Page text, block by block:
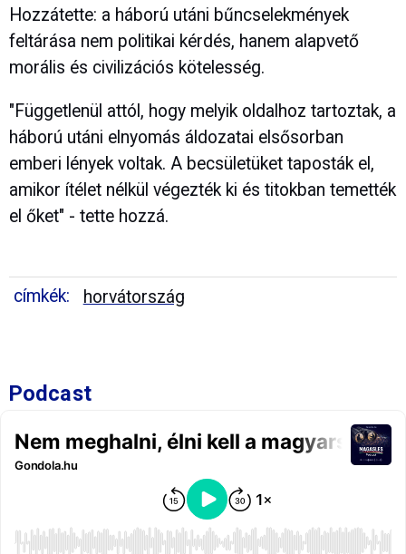
Hozzátette: a háború utáni bűncselekmények
feltárása nem politikai kérdés, hanem alapvető
morális és civilizációs kötelesség.
"Függetlenül attól, hogy melyik oldalhoz tartoztak, a
háború utáni elnyomás áldozatai elsősorban
emberi lények voltak. A becsületüket taposták el,
amikor ítélet nélkül végezték ki és titokban temették
el őket" - tette hozzá.
címkék: horvátország
Podcast